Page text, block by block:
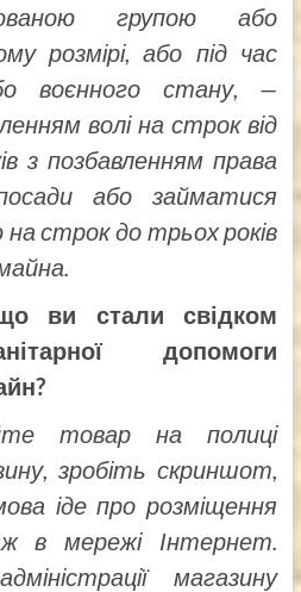
групою або
розмірі, або під час
воєнного стану, —
волі на строк від
з позбавленням права
або займатися
строк до трьох років
ви стали свідком
допомоги
товар на полиці
зробіть скриншот,
іде про розміщення
в мережі Інтернет.
магазину